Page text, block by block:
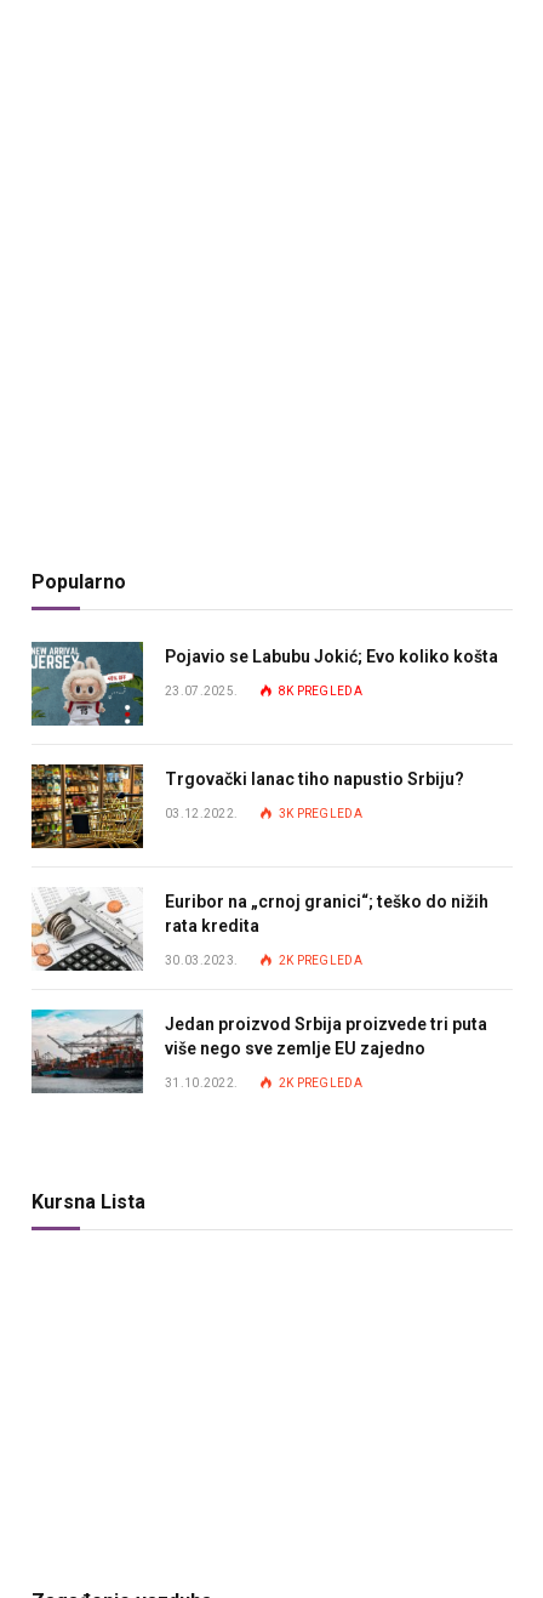
Popularno
Pojavio se Labubu Jokić; Evo koliko košta
23.07.2025. 8K PREGLEDA
Trgovački lanac tiho napustio Srbiju?
03.12.2022. 3K PREGLEDA
Euribor na „crnoj granici“; teško do nižih
rata kredita
30.03.2023. 2K PREGLEDA
Jedan proizvod Srbija proizvede tri puta
više nego sve zemlje EU zajedno
31.10.2022. 2K PREGLEDA
Kursna Lista